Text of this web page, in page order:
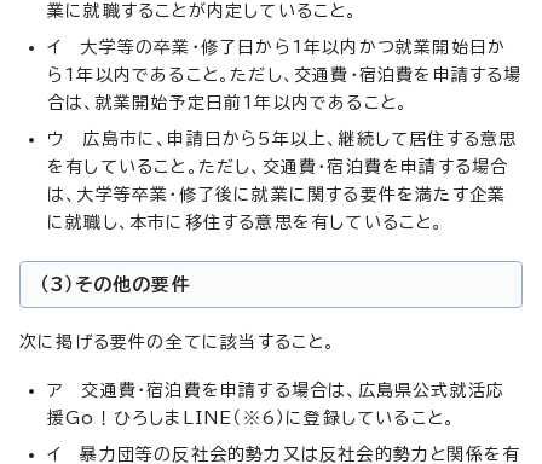
業に就職することが内定していること。
イ 大学等の卒業・修了日から1年以内かつ就業開始日か
ら1年以内であること。ただし、交通費・宿泊費を申請する場
合は、就業開始予定日前1年以内であること。
ウ 広島市に、申請日から5年以上、継続して居住する意思
を有していること。ただし、交通費・宿泊費を申請する場合
は、大学等卒業・修了後に就業に関する要件を満たす企業
に就職し、本市に移住する意思を有していること。
（3）その他の要件
次に掲げる要件の全てに該当すること。
ア 交通費・宿泊費を申請する場合は、広島県公式就活応
援Go！ひろしまLINE（※6）に登録していること。
イ 暴力団等の反社会的勢力又は反社会的勢力と関係を有